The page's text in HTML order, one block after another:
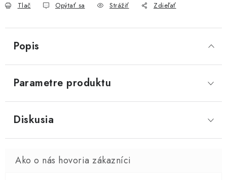
Tlač Opýtať sa Strážiť Zdieľať
Popis
Parametre produktu
Diskusia